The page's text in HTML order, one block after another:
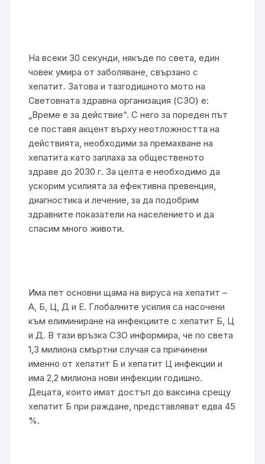
На всеки 30 секунди, някъде по света, един
човек умира от заболяване, свързано с
хепатит. Затова и тазгодишното мото на
Световната здравна организация (СЗО) е:
„Време е за действие“. С него за пореден път
се поставя акцент върху неотложността на
действията, необходими за премахване на
хепатита като заплаха за общественото
здраве до 2030 г. За целта е необходимо да
ускорим усилията за ефективна превенция,
диагностика и лечение, за да подобрим
здравните показатели на населението и да
спасим много животи.
Има пет основни щама на вируса на хепатит –
А, Б, Ц, Д и Е. Глобалните усилия са насочени
към елиминиране на инфекциите с хепатит Б, Ц
и Д. В тази връзка СЗО информира, че по света
1,3 милиона смъртни случая са причинени
именно от хепатит Б и хепатит Ц инфекции и
има 2,2 милиона нови инфекции годишно.
Децата, които имат достъп до ваксина срещу
хепатит Б при раждане, представляват едва 45
%.